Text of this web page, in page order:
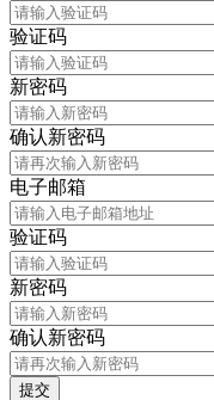
验证码
新密码
确认新密码
电子邮箱
验证码
新密码
确认新密码